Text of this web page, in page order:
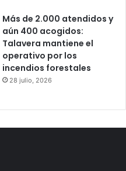
Más de 2.000 atendidos y
aún 400 acogidos:
Talavera mantiene el
operativo por los
incendios forestales
28 julio, 2026